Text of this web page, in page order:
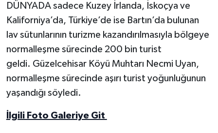
DÜNYADA sadece Kuzey İrlanda, İskoçya ve
Kaliforniya’da, Türkiye’de ise Bartın’da bulunan
lav sütunlarının turizme kazandırılmasıyla bölgeye
normalleşme sürecinde 200 bin turist
geldi. Güzelcehisar Köyü Muhtarı Necmi Uyan,
normalleşme sürecinde aşırı turist yoğunluğunun
yaşandığı söyledi.
İlgili Foto Galeriye Git
Turizm
Yaşam
Yerel Yönetimler
DÜNYA